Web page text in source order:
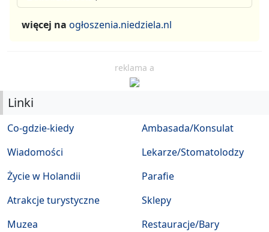
więcej na ogłoszenia.niedziela.nl
reklama a
Linki
Co-gdzie-kiedy
Wiadomości
Życie w Holandii
Atrakcje turystyczne
Muzea
Ambasada/Konsulat
Lekarze/Stomatolodzy
Parafie
Sklepy
Restauracje/Bary